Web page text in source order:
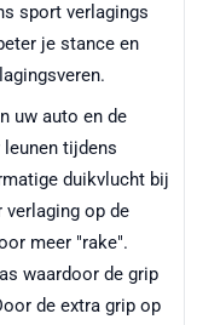
sport verlagings
je stance en
uw auto en de
tijdens
duikvlucht bij
op de
meer "rake".
waardoor de grip
de extra grip op